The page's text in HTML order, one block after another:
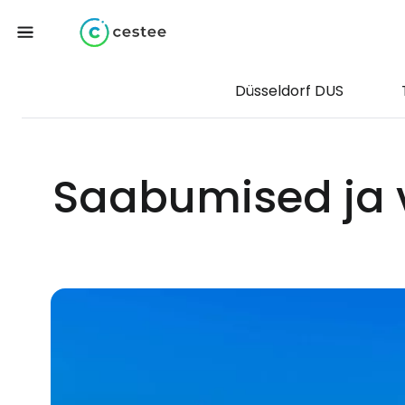
Düsseldorf DUS
Saabumised